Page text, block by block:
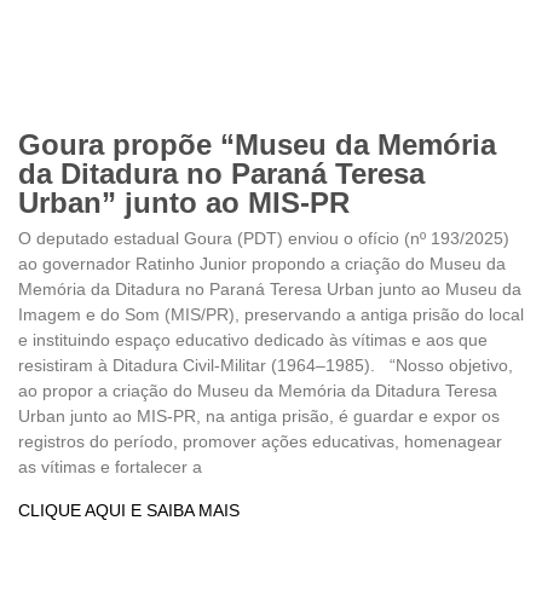
Goura propõe “Museu da Memória
da Ditadura no Paraná Teresa
Urban” junto ao MIS-PR
O deputado estadual Goura (PDT) enviou o ofício (nº 193/2025)
ao governador Ratinho Junior propondo a criação do Museu da
Memória da Ditadura no Paraná Teresa Urban junto ao Museu da
Imagem e do Som (MIS/PR), preservando a antiga prisão do local
e instituindo espaço educativo dedicado às vítimas e aos que
resistiram à Ditadura Civil-Militar (1964–1985). “Nosso objetivo,
ao propor a criação do Museu da Memória da Ditadura Teresa
Urban junto ao MIS-PR, na antiga prisão, é guardar e expor os
registros do período, promover ações educativas, homenagear
as vítimas e fortalecer a
CLIQUE AQUI E SAIBA MAIS